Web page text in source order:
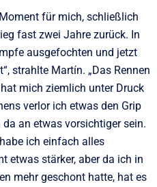
für mich, schließlich
fast zwei Jahre zurück. In
ausgefochten und jetzt
strahlte Martín. „Das Rennen
mich ziemlich unter Druck
verlor ich etwas den Grip
an etwas vorsichtiger sein.
ich einfach alles
etwas stärker, aber da ich in
mehr geschont hatte, hat es